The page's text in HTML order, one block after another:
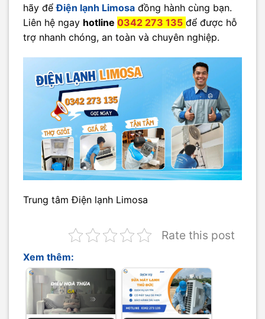
hãy đểĐiện lạnh Limosa đồng hành cùng bạn.
Liên hệ ngay hotline 0342 273 135 để được hỗ
trợ nhanh chóng, an toàn và chuyên nghiệp.
Trung tâm Điện lạnh Limosa
Rate this post
Xem thêm: